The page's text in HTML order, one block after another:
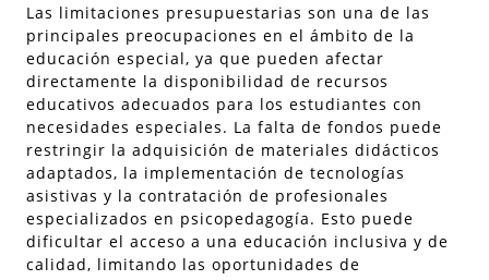
Las limitaciones presupuestarias son una de las
principales preocupaciones en el ámbito de la
educación especial, ya que pueden afectar
directamente la disponibilidad de recursos
educativos adecuados para los estudiantes con
necesidades especiales. La falta de fondos puede
restringir la adquisición de materiales didácticos
adaptados, la implementación de tecnologías
asistivas y la contratación de profesionales
especializados en psicopedagogía. Esto puede
dificultar el acceso a una educación inclusiva y de
calidad, limitando las oportunidades de